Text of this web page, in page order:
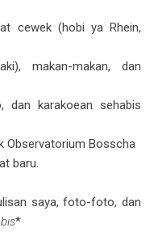
cewek (hobi ya Rhein,
makan-makan, dan
dan karakoean sehabis
Observatorium Bosscha
baru.
saya, foto-foto, dan
*